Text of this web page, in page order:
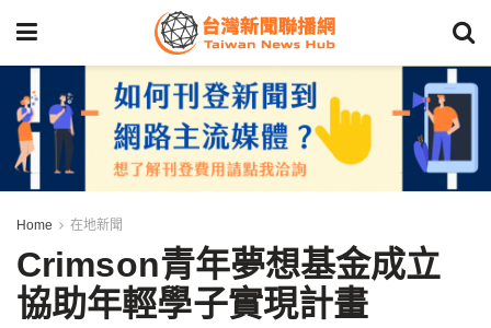
Home 在地新聞
Crimson青年夢想基金成立
協助年輕學子實現計畫